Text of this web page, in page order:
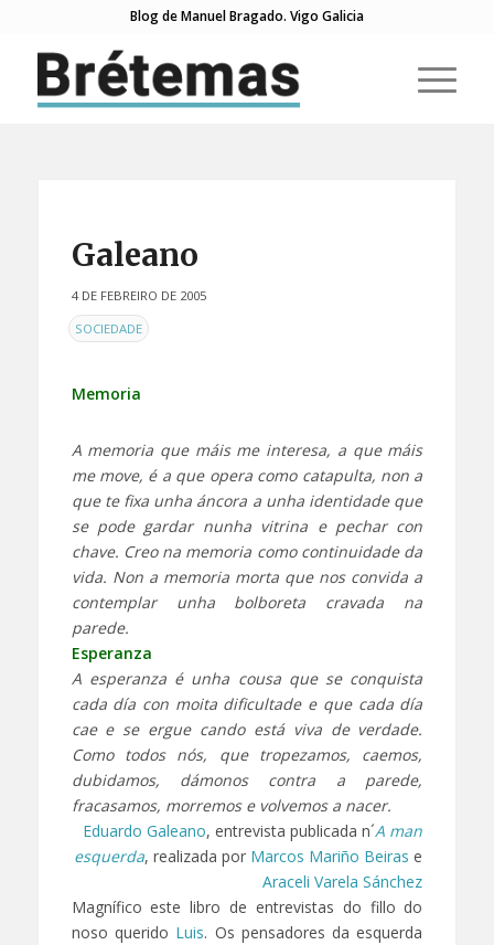
Blog de Manuel Bragado. Vigo Galicia
Galeano
4 DE FEBREIRO DE 2005
ENSOCIEDADE
Memoria
A memoria que máis me interesa, a que máis
me move, é a que opera como catapulta, non a
que te fixa unha áncora a unha identidade que
se pode gardar nunha vitrina e pechar con
chave. Creo na memoria como continuidade da
vida. Non a memoria morta que nos convida a
contemplar unha bolboreta cravada na
parede.
Esperanza
A esperanza é unha cousa que se conquista
cada día con moita dificultade e que cada día
cae e se ergue cando está viva de verdade.
Como todos nós, que tropezamos, caemos,
dubidamos, dámonos contra a parede,
fracasamos, morremos e volvemos a nacer.
Eduardo Galeano, entrevista publicada n´A man
esquerda, realizada por Marcos Mariño Beirase
Araceli Varela Sánchez
Magnífico este libro de entrevistas do fillo do
noso querido Luis. Os pensadores da esquerda